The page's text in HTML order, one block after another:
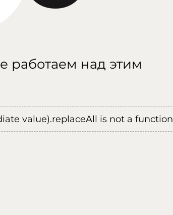
работаем над этим
value).replaceAll is not a function